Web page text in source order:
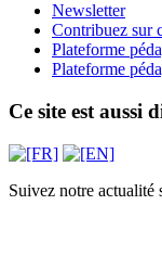
Newsletter
Contribuez sur
Plateforme
Plateforme
Ce site est aussi
Suivez notre actualité